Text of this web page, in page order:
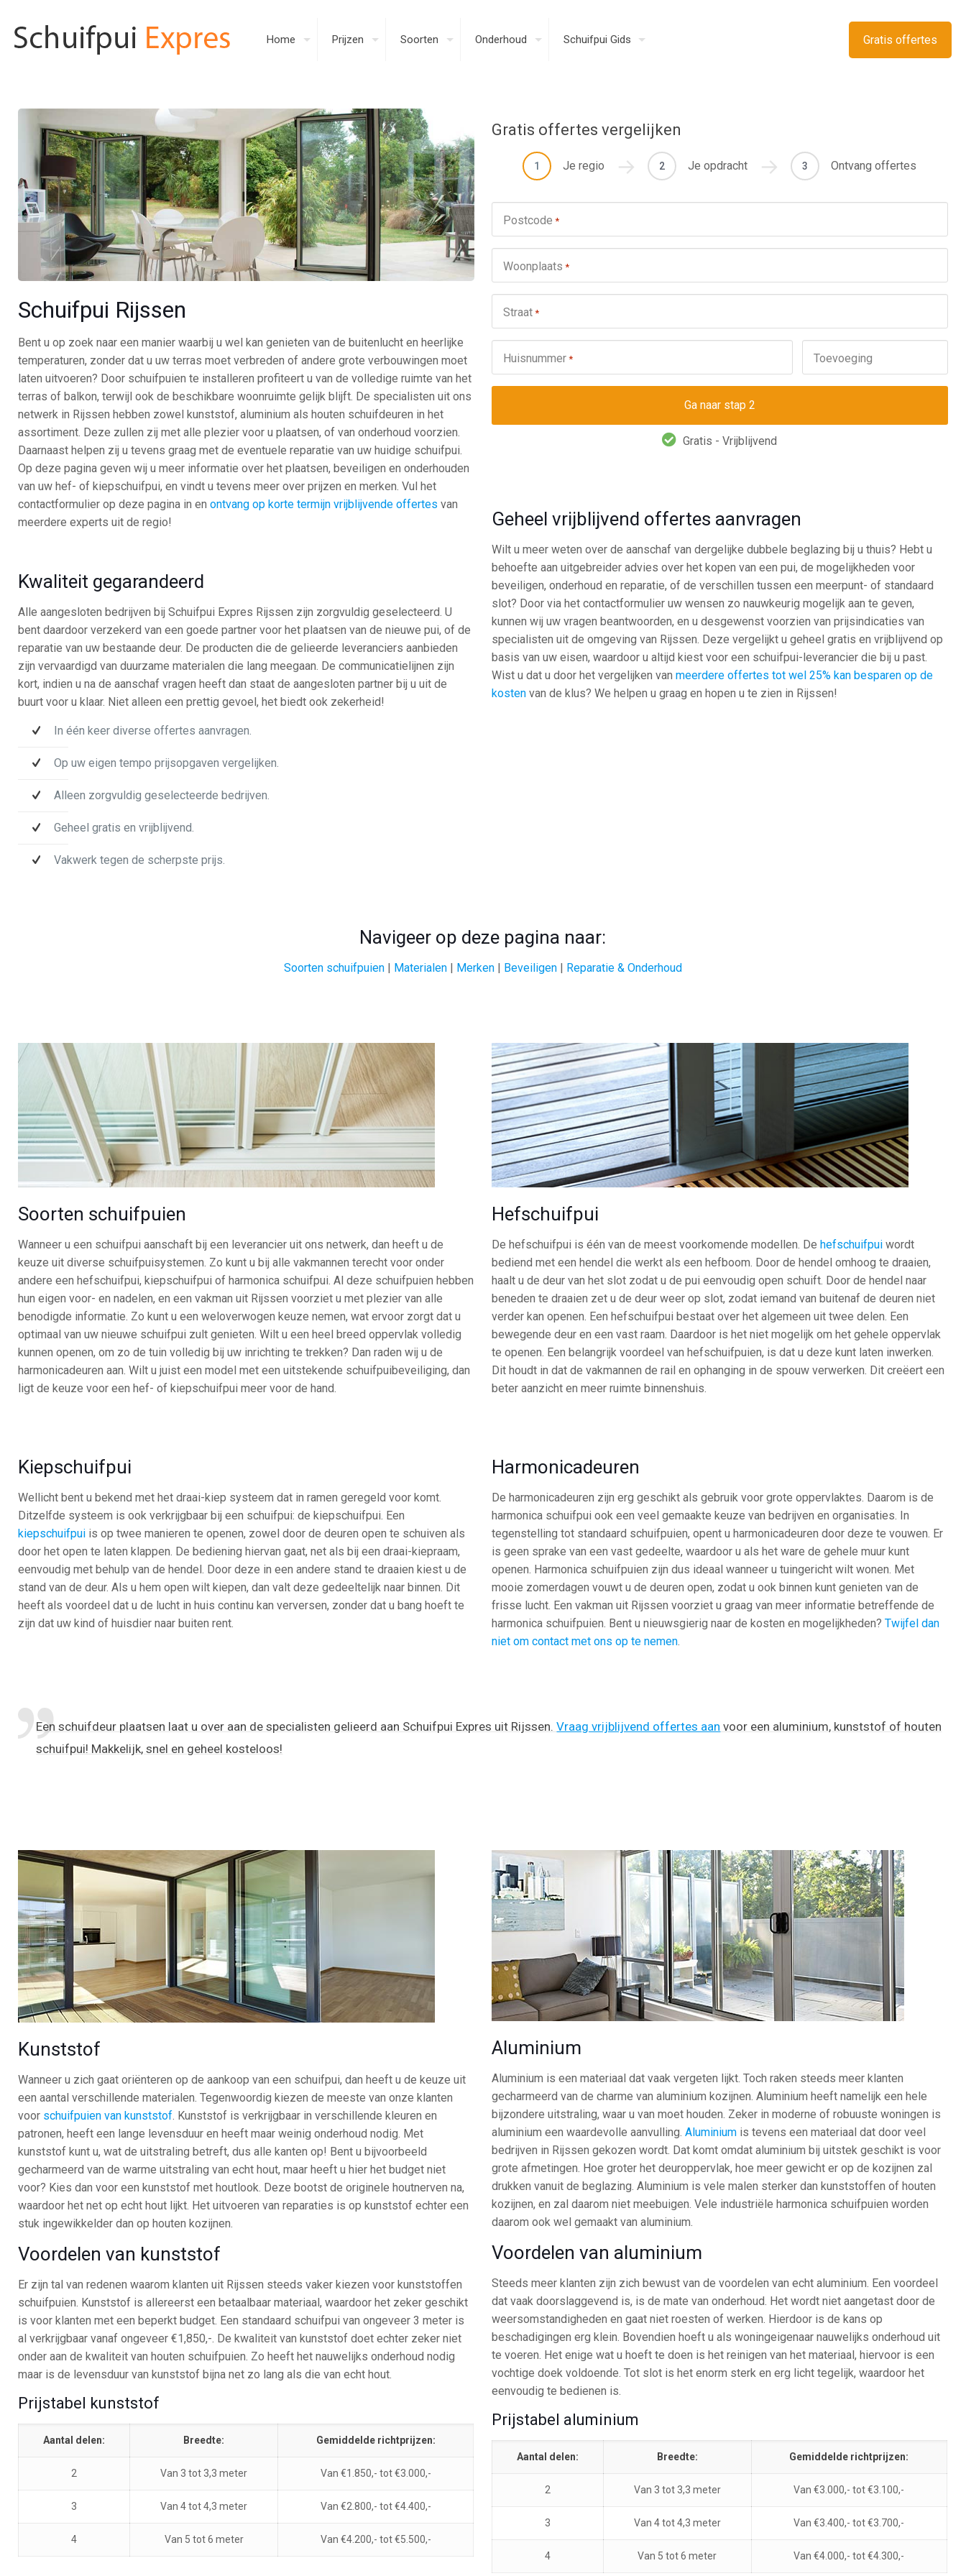
Home Prijzen Soorten Onderhoud Schuifpui Gids Gratis offertes
Schuifpui Rijssen
Bent u op zoek naar een manier waarbij u wel kan genieten van de buitenlucht en heerlijke
temperaturen, zonder dat u uw terras moet verbreden of andere grote verbouwingen moet
laten uitvoeren? Door schuifpuien te installeren profiteert u van de volledige ruimte van het
terras of balkon, terwijl ook de beschikbare woonruimte gelijk blijft. De specialisten uit ons
netwerk in Rijssen hebben zowel kunststof, aluminium als houten schuifdeuren in het
assortiment. Deze zullen zij met alle plezier voor u plaatsen, of van onderhoud voorzien.
Daarnaast helpen zij u tevens graag met de eventuele reparatie van uw huidige schuifpui.
Op deze pagina geven wij u meer informatie over het plaatsen, beveiligen en onderhouden
van uw hef- of kiepschuifpui, en vindt u tevens meer over prijzen en merken. Vul het
contactformulier op deze pagina in enontvang op korte termijn vrijblijvende offertes van
meerdere experts uit de regio!
Kwaliteit gegarandeerd
Alle aangesloten bedrijven bij Schuifpui Expres Rijssen zijn zorgvuldig geselecteerd. U
bent daardoor verzekerd van een goede partner voor het plaatsen van de nieuwe pui, of de
reparatie van uw bestaande deur. De producten die de gelieerde leveranciers aanbieden
zijn vervaardigd van duurzame materialen die lang meegaan. De communicatielijnen zijn
kort, indien u na de aanschaf vragen heeft dan staat de aangesloten partner bij u uit de
buurt voor u klaar. Niet alleen een prettig gevoel, het biedt ook zekerheid!
In één keer diverse offertes aanvragen.
Op uw eigen tempo prijsopgaven vergelijken.
Alleen zorgvuldig geselecteerde bedrijven.
Geheel gratis en vrijblijvend.
Vakwerk tegen de scherpste prijs.
Gratis offertes vergelijken
1 Je regio 2 Je opdracht 3 Ontvang offertes
Postcode *
Woonplaats *
Straat *
Huisnummer * Toevoeging
Gratis - Vrijblijvend
Geheel vrijblijvend offertes aanvragen
Wilt u meer weten over de aanschaf van dergelijke dubbele beglazing bij u thuis? Hebt u
behoefte aan uitgebreider advies over het kopen van een pui, de mogelijkheden voor
beveiligen, onderhoud en reparatie, of de verschillen tussen een meerpunt- of standaard
slot? Door via het contactformulier uw wensen zo nauwkeurig mogelijk aan te geven,
kunnen wij uw vragen beantwoorden, en u desgewenst voorzien van prijsindicaties van
specialisten uit de omgeving van Rijssen. Deze vergelijkt u geheel gratis en vrijblijvend op
basis van uw eisen, waardoor u altijd kiest voor een schuifpui-leverancier die bij u past.
Wist u dat u door het vergelijken van meerdere offertes tot wel 25% kan besparen op de
kostenvan de klus? We helpen u graag en hopen u te zien in Rijssen!
Navigeer op deze pagina naar:
Soorten schuifpuien| Materialen| Merken| Beveiligen| Reparatie & Onderhoud
Soorten schuifpuien
Wanneer u een schuifpui aanschaft bij een leverancier uit ons netwerk, dan heeft u de
keuze uit diverse schuifpuisystemen. Zo kunt u bij alle vakmannen terecht voor onder
andere een hefschuifpui, kiepschuifpui of harmonica schuifpui. Al deze schuifpuien hebben
hun eigen voor- en nadelen, en een vakman uit Rijssen voorziet u met plezier van alle
benodigde informatie. Zo kunt u een weloverwogen keuze nemen, wat ervoor zorgt dat u
optimaal van uw nieuwe schuifpui zult genieten. Wilt u een heel breed oppervlak volledig
kunnen openen, om zo de tuin volledig bij uw inrichting te trekken? Dan raden wij u de
harmonicadeuren aan. Wilt u juist een model met een uitstekende schuifpuibeveiliging, dan
ligt de keuze voor een hef- of kiepschuifpui meer voor de hand.
Hefschuifpui
De hefschuifpui is één van de meest voorkomende modellen. De hefschuifpuiwordt
bediend met een hendel die werkt als een hefboom. Door de hendel omhoog te draaien,
haalt u de deur van het slot zodat u de pui eenvoudig open schuift. Door de hendel naar
beneden te draaien zet u de deur weer op slot, zodat iemand van buitenaf de deuren niet
verder kan openen. Een hefschuifpui bestaat over het algemeen uit twee delen. Een
bewegende deur en een vast raam. Daardoor is het niet mogelijk om het gehele oppervlak
te openen. Een belangrijk voordeel van hefschuifpuien, is dat u deze kunt laten inwerken.
Dit houdt in dat de vakmannen de rail en ophanging in de spouw verwerken. Dit creëert een
beter aanzicht en meer ruimte binnenshuis.
Kiepschuifpui
Wellicht bent u bekend met het draai-kiep systeem dat in ramen geregeld voor komt.
Ditzelfde systeem is ook verkrijgbaar bij een schuifpui: de kiepschuifpui. Een
kiepschuifpui is op twee manieren te openen, zowel door de deuren open te schuiven als
door het open te laten klappen. De bediening hiervan gaat, net als bij een draai-kiepraam,
eenvoudig met behulp van de hendel. Door deze in een andere stand te draaien kiest u de
stand van de deur. Als u hem open wilt kiepen, dan valt deze gedeeltelijk naar binnen. Dit
heeft als voordeel dat u de lucht in huis continu kan verversen, zonder dat u bang hoeft te
zijn dat uw kind of huisdier naar buiten rent.
Harmonicadeuren
De harmonicadeuren zijn erg geschikt als gebruik voor grote oppervlaktes. Daarom is de
harmonica schuifpui ook een veel gemaakte keuze van bedrijven en organisaties. In
tegenstelling tot standaard schuifpuien, opent u harmonicadeuren door deze te vouwen. Er
is geen sprake van een vast gedeelte, waardoor u als het ware de gehele muur kunt
openen. Harmonica schuifpuien zijn dus ideaal wanneer u tuingericht wilt wonen. Met
mooie zomerdagen vouwt u de deuren open, zodat u ook binnen kunt genieten van de
frisse lucht. Een vakman uit Rijssen voorziet u graag van meer informatie betreffende de
harmonica schuifpuien. Bent u nieuwsgierig naar de kosten en mogelijkheden? Twijfel dan
niet om contact met ons op te nemen.
Een schuifdeur plaatsen laat u over aan de specialisten gelieerd aan Schuifpui Expres uit Rijssen.Vraag vrijblijvend offertes aan voor een aluminium, kunststof of houten
schuifpui! Makkelijk, snel en geheel kosteloos!
Kunststof
Wanneer u zich gaat oriënteren op de aankoop van een schuifpui, dan heeft u de keuze uit
een aantal verschillende materialen. Tegenwoordig kiezen de meeste van onze klanten
voor schuifpuien van kunststof . Kunststof is verkrijgbaar in verschillende kleuren en
patronen, heeft een lange levensduur en heeft maar weinig onderhoud nodig. Met
kunststof kunt u, wat de uitstraling betreft, dus alle kanten op! Bent u bijvoorbeeld
gecharmeerd van de warme uitstraling van echt hout, maar heeft u hier het budget niet
voor? Kies dan voor een kunststof met houtlook. Deze bootst de originele houtnerven na,
waardoor het net op echt hout lijkt. Het uitvoeren van reparaties is op kunststof echter een
stuk ingewikkelder dan op houten kozijnen.
Voordelen van kunststof
Er zijn tal van redenen waarom klanten uit Rijssen steeds vaker kiezen voor kunststoffen
schuifpuien. Kunststof is allereerst een betaalbaar materiaal, waardoor het zeker geschikt
is voor klanten met een beperkt budget. Een standaard schuifpui van ongeveer 3 meter is
al verkrijgbaar vanaf ongeveer €1,850,-. De kwaliteit van kunststof doet echter zeker niet
onder aan de kwaliteit van houten schuifpuien. Zo heeft het nauwelijks onderhoud nodig
maar is de levensduur van kunststof bijna net zo lang als die van echt hout.
Prijstabel kunststof
Aantal delen: Breedte: Gemiddelde richtprijzen:
2 Van 3 tot 3,3 meter Van €1.850,- tot €3.000,-
3 Van 4 tot 4,3 meter Van €2.800,- tot €4.400,-
4 Van 5 tot 6 meter Van €4.200,- tot €5.500,-
Aluminium
Aluminium is een materiaal dat vaak vergeten lijkt. Toch raken steeds meer klanten
gecharmeerd van de charme van aluminium kozijnen. Aluminium heeft namelijk een hele
bijzondere uitstraling, waar u van moet houden. Zeker in moderne of robuuste woningen is
aluminium een waardevolle aanvulling. Aluminiumis tevens een materiaal dat door veel
bedrijven in Rijssen gekozen wordt. Dat komt omdat aluminium bij uitstek geschikt is voor
grote afmetingen. Hoe groter het deuroppervlak, hoe meer gewicht er op de kozijnen zal
drukken vanuit de beglazing. Aluminium is vele malen sterker dan kunststoffen of houten
kozijnen, en zal daarom niet meebuigen. Vele industriële harmonica schuifpuien worden
daarom ook wel gemaakt van aluminium.
Voordelen van aluminium
Steeds meer klanten zijn zich bewust van de voordelen van echt aluminium. Een voordeel
dat vaak doorslaggevend is, is de mate van onderhoud. Het wordt niet aangetast door de
weersomstandigheden en gaat niet roesten of werken. Hierdoor is de kans op
beschadigingen erg klein. Bovendien hoeft u als woningeigenaar nauwelijks onderhoud uit
te voeren. Het enige wat u hoeft te doen is het reinigen van het materiaal, hiervoor is een
vochtige doek voldoende. Tot slot is het enorm sterk en erg licht tegelijk, waardoor het
eenvoudig te bedienen is.
Prijstabel aluminium
Aantal delen: Breedte: Gemiddelde richtprijzen:
2 Van 3 tot 3,3 meter Van €3.000,- tot €3.100,-
3 Van 4 tot 4,3 meter Van €3.400,- tot €3.700,-
4 Van 5 tot 6 meter Van €4.000,- tot €4.300,-